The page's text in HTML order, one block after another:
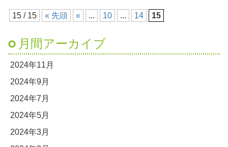
15 / 15 « 先頭 « ... 10 ... 14 15
月間アーカイブ
2024年11月
2024年9月
2024年7月
2024年5月
2024年3月